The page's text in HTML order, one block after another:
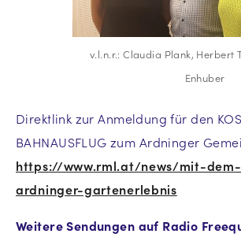
v.l.n.r.: Claudia Plank, Herbert
Enhuber
Direktlink zur Anmeldung für den
BAHNAUSFLUG zum Ardninger
https://www.rml.at/news/mit-
ardninger-gartenerlebnis
Weitere Sendungen auf Radio